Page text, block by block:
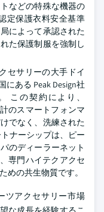
などの特殊な機器の
定保護衣料安全基準
によって承認された
た保護制服を強制し
セサリーの大手ドイ
にある Peak Design社
この契約により、
のスマートフォンマ
でなく、洗練された
ナーシップは、ピー
のディーラーネット
専門ハイテクアクセ
めの共生物質です。
ツアクセサリー市場